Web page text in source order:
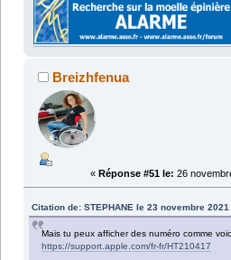
Breizhfenua
« Réponse #51 le: 26
Citation de: STEPHANE le 23 novembre
Mais tu peux afficher des numéro comme
https://support.apple.com/fr-fr/HT210417